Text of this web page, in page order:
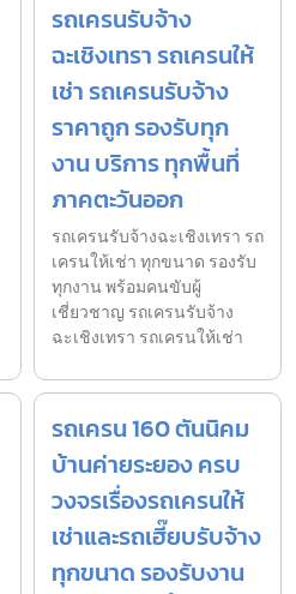
รถเครนรับจ้าง
ฉะเชิงเทรา รถเครนให้
เช่า รถเครนรับจ้าง
ราคาถูก รองรับทุก
งาน บริการ ทุกพื้นที่
ภาคตะวันออก
รถเครนรับจ้างฉะเชิงเทรา รถ
เครนให้เช่า ทุกขนาด รองรับ
ทุกงาน พร้อมคนขับผู้
เชี่ยวชาญ รถเครนรับจ้าง
ฉะเชิงเทรา รถเครนให้เช่า
รถเครน 160 ตันนิคม
บ้านค่ายระยอง ครบ
วงจรเรื่องรถเครนให้
เช่าและรถเฮี๊ยบรับจ้าง
ทุกขนาด รองรับงาน